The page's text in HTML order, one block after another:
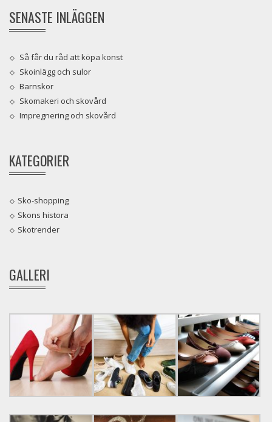
SENASTE INLÄGGEN
Så får du råd att köpa konst
Skoinlägg och sulor
Barnskor
Skomakeri och skovård
Impregnering och skovård
KATEGORIER
Sko-shopping
Skons histora
Skotrender
GALLERI